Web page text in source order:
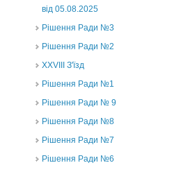
від 05.08.2025
Рішення Ради №3
Рішення Ради №2
XXVIII З'їзд
Рішення Ради №1
Рішення Ради № 9
Рішення Ради №8
Рішення Ради №7
Рішення Ради №6